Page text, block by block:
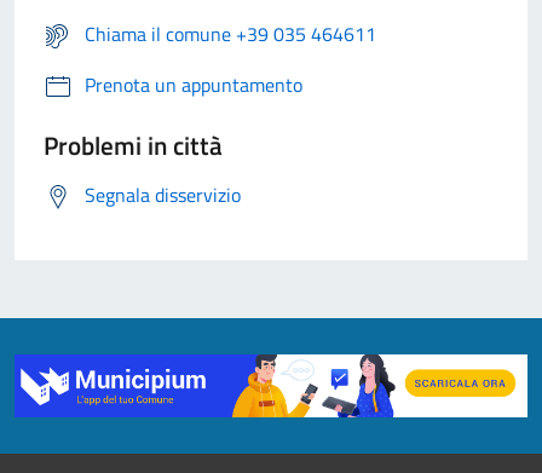
Chiama il comune +39 035 464611
Prenota un appuntamento
Problemi in città
Segnala disservizio